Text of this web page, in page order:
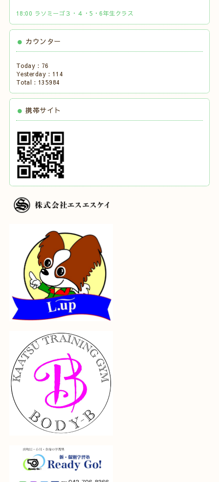
18:00 ラソミーゴ３・４・5・6年生クラス
カウンター
Today : 76
Yesterday : 114
Total : 135984
携帯サイト